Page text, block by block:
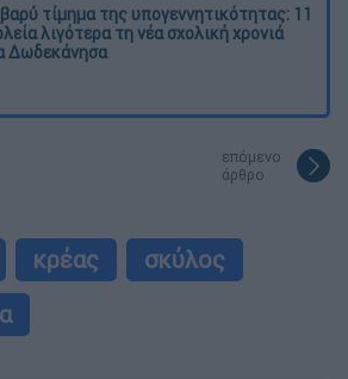
τίμημα της υπογεννητικότητας: 11
λιγότερα τη νέα σχολική χρονιά
Δωδεκάνησα
επόμενο
άρθρο
κρέας
σκύλος